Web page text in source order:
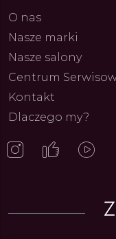
O nas
Nasze marki
Nasze salony
Centrum
Kontakt
Dlaczego my?